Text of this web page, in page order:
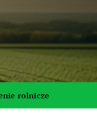
rolnicze